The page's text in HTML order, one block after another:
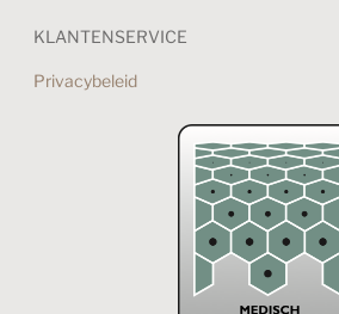
KLANTENSERVICE
Privacybeleid